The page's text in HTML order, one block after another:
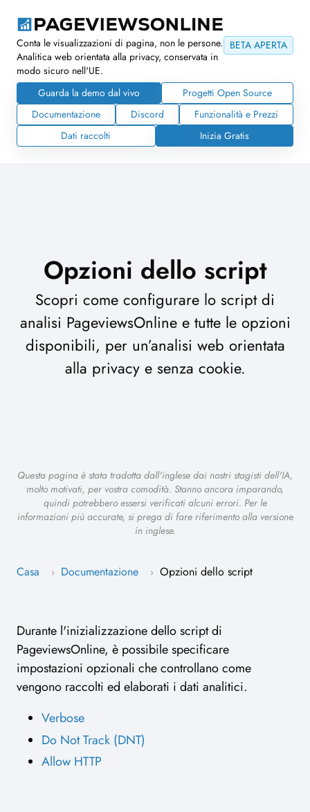
BETA APERTA
Conta le visualizzazioni di pagina, non le persone.
Analitica web orientata alla privacy, conservata in
modo sicuro nell'UE.
Guarda la demo dal vivo
Progetti Open Source
Documentazione
Discord
Funzionalità e Prezzi
Dati raccolti
Inizia Gratis
Opzioni dello script
Scopri come configurare lo script di
analisi PageviewsOnline e tutte le opzioni
disponibili, per un’analisi web orientata
alla privacy e senza cookie.
Questa pagina è stata tradotta dall'inglese dai nostri stagisti dell'IA,
molto motivati, per vostra comodità. Stanno ancora imparando,
quindi potrebbero essersi verificati alcuni errori. Per le
informazioni più accurate, si prega di fare riferimento alla versione
in inglese.
Casa › Documentazione › Opzioni dello script
Durante l'inizializzazione dello script di
PageviewsOnline, è possibile specificare
impostazioni opzionali che controllano come
vengono raccolti ed elaborati i dati analitici.
Verbose
Do Not Track (DNT)
Allow HTTP